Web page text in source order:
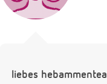
liebes